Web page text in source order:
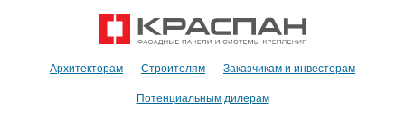
Архитекторам Строителям Заказчикам и инвесторам
Потенциальным дилерам